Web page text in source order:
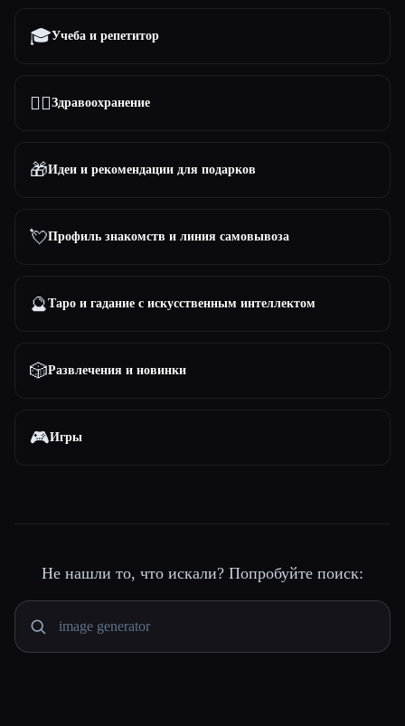
🎓Учеба и репетитор
👩‍⚕️Здравоохранение
🎁Идеи и рекомендации для подарков
💘Профиль знакомств и линия самовывоза
🔮Таро и гадание с искусственным интеллектом
🎲Развлечения и новинки
🎮Игры
Не нашли то, что искали? Попробуйте поиск: